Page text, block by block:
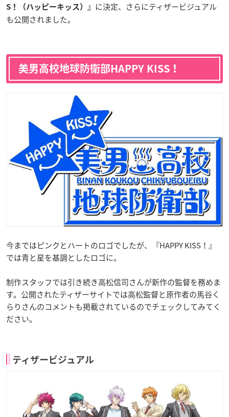
S！（ハッピーキッス）』
に決定、さらにティザービジュアル
も公開されました。
美男高校地球防衛部HAPPY KISS！
今まではピンクとハートのロゴでしたが、『HAPPY KISS！』
では青と星を基調としたロゴに。
制作スタッフでは引き続き高松信司さんが新作の監督を務めま
す。公開されたティザーサイトでは高松監督と原作者の馬谷く
らりさんのコメントも掲載されているのでチェックしてみてく
ださい。
ティザービジュアル